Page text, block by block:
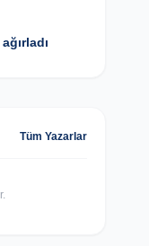
Tüm Yazarlar